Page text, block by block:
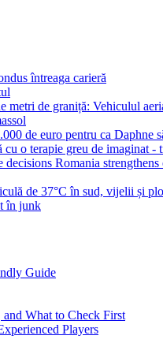
întreaga carieră
de graniță: Vehiculul
de euro pentru ca Daphne
o terapie greu de imaginat -
Romania
de 37°C în sud, vijelii și
în junk
Guide
What to Check First
Players